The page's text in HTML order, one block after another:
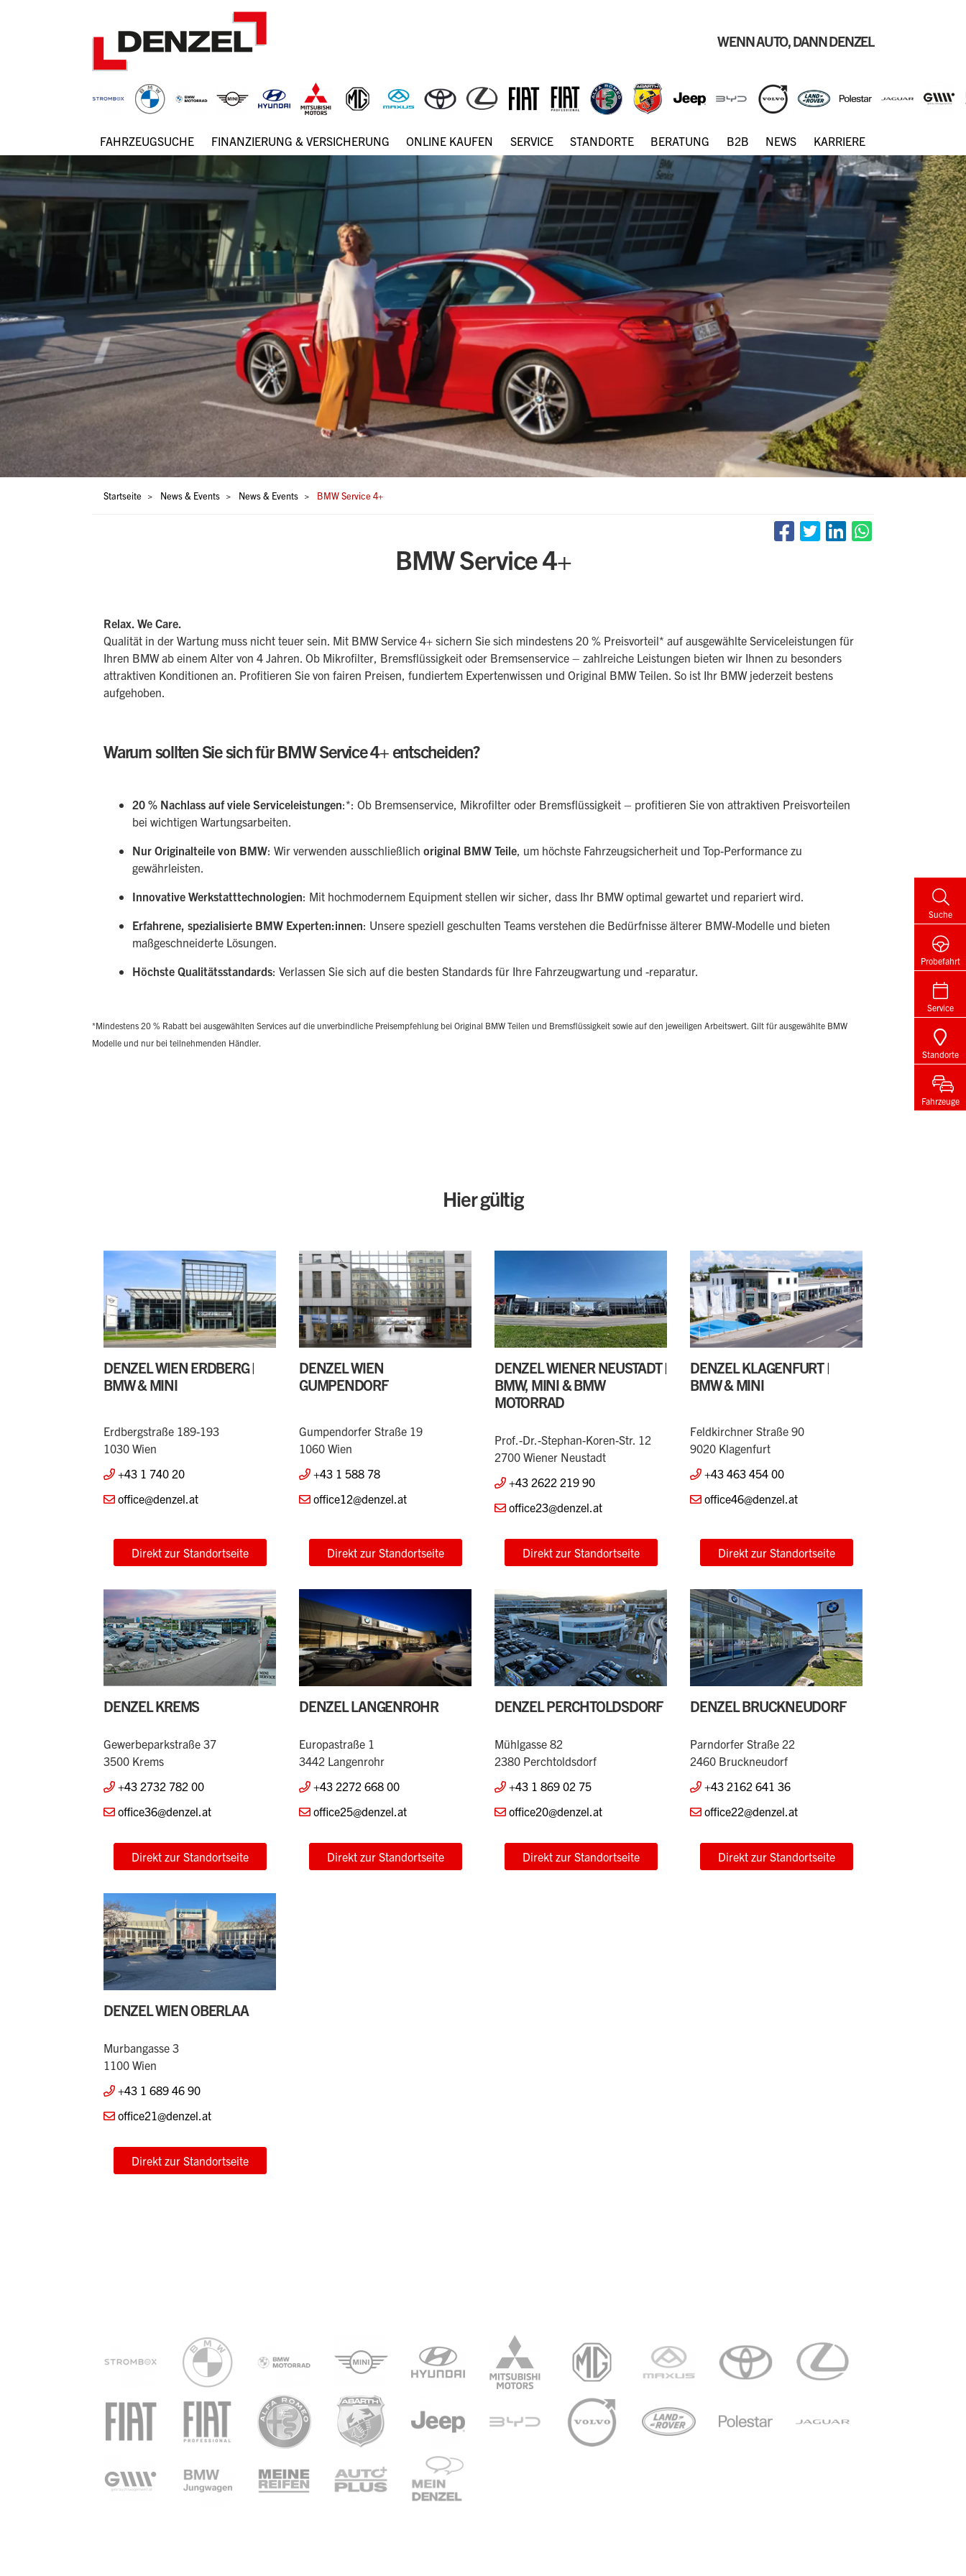
WENN AUTO, DANN DENZEL
Hauptnavigation
FAHRZEUGSUCHE FINANZIERUNG & VERSICHERUNG ONLINE KAUFEN SERVICE STANDORTE BERATUNG B2B NEWS KARRIERE
Pfadnavigation
Startseite News & Events News & Events BMW Service 4+
BMW Service 4+
Relax. We Care.
Qualität in der Wartung muss nicht teuer sein. Mit BMW Service 4+ sichern Sie sich mindestens 20 % Preisvorteil* auf ausgewählte Serviceleistungen für
Ihren BMW ab einem Alter von 4 Jahren. Ob Mikrofilter, Bremsflüssigkeit oder Bremsenservice – zahlreiche Leistungen bieten wir Ihnen zu besonders
attraktiven Konditionen an. Profitieren Sie von fairen Preisen, fundiertem Expertenwissen und Original BMW Teilen. So ist Ihr BMW jederzeit bestens
aufgehoben.
Warum sollten Sie sich für BMW Service 4+ entscheiden?
20 % Nachlass auf viele Serviceleistungen:*: Ob Bremsenservice, Mikrofilter oder Bremsflüssigkeit – profitieren Sie von attraktiven Preisvorteilen
bei wichtigen Wartungsarbeiten.
Nur Originalteile von BMW: Wir verwenden ausschließlich original BMW Teile, um höchste Fahrzeugsicherheit und Top-Performance zu
gewährleisten.
Innovative Werkstatttechnologien: Mit hochmodernem Equipment stellen wir sicher, dass Ihr BMW optimal gewartet und repariert wird.
Erfahrene, spezialisierte BMW Experten:innen: Unsere speziell geschulten Teams verstehen die Bedürfnisse älterer BMW-Modelle und bieten
maßgeschneiderte Lösungen.
Höchste Qualitätsstandards: Verlassen Sie sich auf die besten Standards für Ihre Fahrzeugwartung und -reparatur.
*Mindestens 20 % Rabatt bei ausgewählten Services auf die unverbindliche Preisempfehlung bei Original BMW Teilen und Bremsflüssigkeit sowie auf den jeweiligen Arbeitswert. Gilt für ausgewählte BMW
Modelle und nur bei teilnehmenden Händler.
Hier gültig
DENZEL WIEN ERDBERG |
BMW & MINI
Erdbergstraße 189-193
1030 Wien
+43 1 740 20
office@denzel.at
Direkt zur Standortseite
DENZEL WIEN
GUMPENDORF
Gumpendorfer Straße 19
1060 Wien
+43 1 588 78
office12@denzel.at
Direkt zur Standortseite
DENZEL WIENER NEUSTADT |
BMW, MINI & BMW
MOTORRAD
Prof.-Dr.-Stephan-Koren-Str. 12
2700 Wiener Neustadt
+43 2622 219 90
office23@denzel.at
Direkt zur Standortseite
DENZEL KLAGENFURT |
BMW & MINI
Feldkirchner Straße 90
9020 Klagenfurt
+43 463 454 00
office46@denzel.at
Direkt zur Standortseite
DENZEL KREMS
Gewerbeparkstraße 37
3500 Krems
+43 2732 782 00
office36@denzel.at
Direkt zur Standortseite
DENZEL LANGENROHR
Europastraße 1
3442 Langenrohr
+43 2272 668 00
office25@denzel.at
Direkt zur Standortseite
DENZEL PERCHTOLDSDORF
Mühlgasse 82
2380 Perchtoldsdorf
+43 1 869 02 75
office20@denzel.at
Direkt zur Standortseite
DENZEL BRUCKNEUDORF
Parndorfer Straße 22
2460 Bruckneudorf
+43 2162 641 36
office22@denzel.at
Direkt zur Standortseite
DENZEL WIEN OBERLAA
Murbangasse 3
1100 Wien
+43 1 689 46 90
office21@denzel.at
Direkt zur Standortseite
Suche
Probefahrt
Service
Standorte
Fahrzeuge